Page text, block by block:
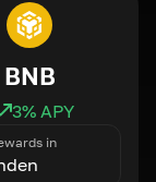
BNB
3% APY
in